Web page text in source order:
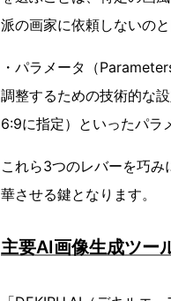
派の画家に依頼しないのと
・パラメータ（
調整するための技術的な
6:9に指定）といったパラ
これら3つのレバーを巧
華させる鍵となります。
主要AI画像生成ツー